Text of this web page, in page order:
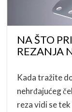
NA ŠTO
REZANJA
Kada tražite
nehrđajućeg
reza vidi se